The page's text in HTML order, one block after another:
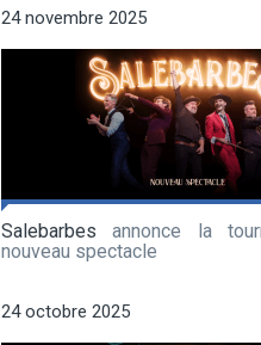
24 novembre 2025
Salebarbes annonce la
nouveau spectacle
24 octobre 2025